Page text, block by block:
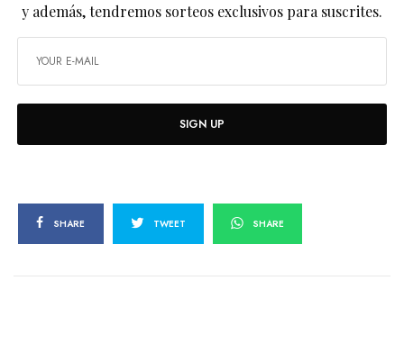
y además, tendremos sorteos exclusivos para suscrites.
SIGN UP
SHARE TWEET SHARE